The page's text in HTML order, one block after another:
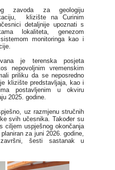
zavoda za geologiju
klizište na Curinim
detaljnije upoznati s
lokaliteta, genezom
monitoringa kao i
je terenska posjeta
nepovoljnim vremenskim
priliku da se neposredno
klizište predstavljaja, kao i
postavljenim u okviru
2025. godine.
uz razmjenu stručnih
svih učesnika. Također su
ciljem uspješnog okončanja
za juni 2026. godine,
šesti sastanak u